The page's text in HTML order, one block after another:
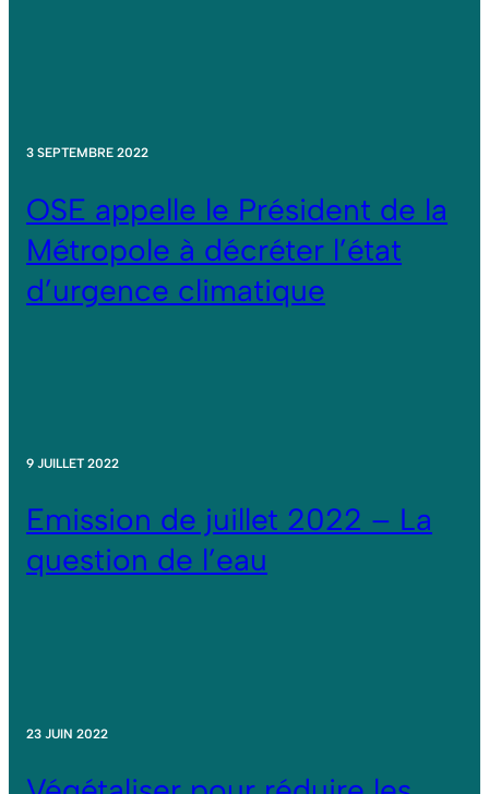
3 SEPTEMBRE 2022
OSE appelle le Président de la
Métropole à décréter l’état
d’urgence climatique
9 JUILLET 2022
Emission de juillet 2022 – La
question de l’eau
23 JUIN 2022